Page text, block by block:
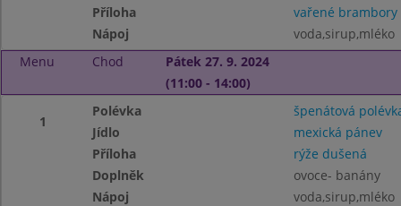
Příloha
vařené brambory
Nápoj
voda,sirup,mléko
Menu
Chod
Pátek 27. 9. 2024
(11:00 - 14:00)
1
Polévka
špenátová
Jídlo
mexická pánev
Příloha
rýže dušená
Doplněk
ovoce- banány
Nápoj
voda,sirup,mléko